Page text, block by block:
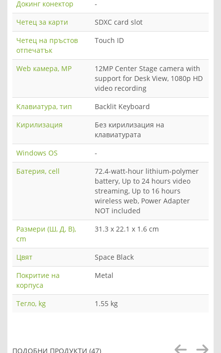
Докинг конектор
-
Четец за карти
SDXC card slot
Четец на пръстов
отпечатък
Touch ID
Web камера, MP
12MP Center Stage camera with
support for Desk View, 1080p HD
video recording
Клавиатура, тип
Backlit Keyboard
Кирилизация
Без кирилизация на
клавиатурата
Windows OS
-
Батерия, cell
72.4-watt-hour lithium-polymer
battery, Up to 24 hours video
streaming, Up to 16 hours
wireless web, Power Adapter
NOT included
Размери (Ш, Д, В),
cm
31.3 x 22.1 x 1.6 cm
Цвят
Space Black
Покритие на
корпуса
Metal
Тегло, kg 1.55 kg
ПОДОБНИ ПРОДУКТИ (47)